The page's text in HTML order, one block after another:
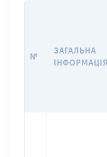
№
ЗАГАЛЬНА
ІНФОРМАЦІЯ